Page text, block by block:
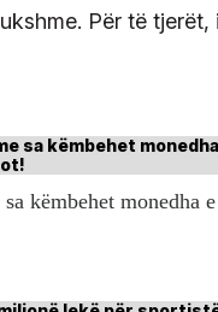
Për të
sa këmbehet monedha